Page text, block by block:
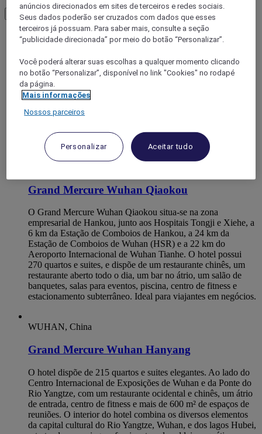
Load More See more items
Grand Mercure Wuhan Qiaokou
O Grand Mercure Wuhan Qiaokou situa-se na zona
empresarial de Hankou, junto aos Hospitais Tongji e Xiehe, a
6 km da Estação de Comboios de Hankou, a 24 km da
Estação de Comboios de Wuhan (HSR) e a 22 km do
Aeroporto Internacional de Wuhan Tianhe. O hotel possui
270 quartos e suites, e dispõe de um restaurante chinês, um
restaurante aberto todo o dia, um bar no átrio, um salão de
banquetes, salas para eventos, piscina, centro de fitness e
estacionamento subterrâneo. Ideal para viajantes em negócios.
WUHAN, China
Grand Mercure Wuhan Hanyang
O hotel dispõe de 215 quartos e suites elegantes. Ao lado do
Centro Internacional de Exposições de Wuhan e da Ponte do
Rio Yangtze, com um restaurante ocidental e chinês, um átrio
de entrada, centro de fitness e mais de 600 m² de espaços de
reuniões. O interior do hotel combina os diversos elementos
da capital cultural do Rio Yangtze, Wuhan, e dos lagos Hubei,
anúncios direcionados em sites de terceiros e redes sociais.
Seus dados poderão ser cruzados com dados que esses
terceiros já possuam. Para saber mais, consulte a seção
“publicidade direcionada” por meio do botão “Personalizar”.
Você poderá alterar suas escolhas a qualquer momento clicando
no botão “Personalizar”, disponível no link "Cookies" no rodapé
da página.
Mais informações
Nossos parceiros
Personalizar Aceitar tudo